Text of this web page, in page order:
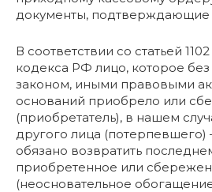
документы, подтверждающие
В соответствии со статьей
кодекса РФ лицо, которое
законом, иными правовыми
оснований приобрело или
(приобретатель), в нашем
другого лица (потерпевшего)
обязано возвратить
приобретенное или
(неосновательное